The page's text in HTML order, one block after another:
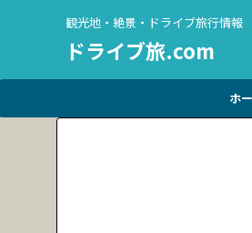
観光地・絶景・ドライブ旅行情報
ドライブ旅.com
ホ